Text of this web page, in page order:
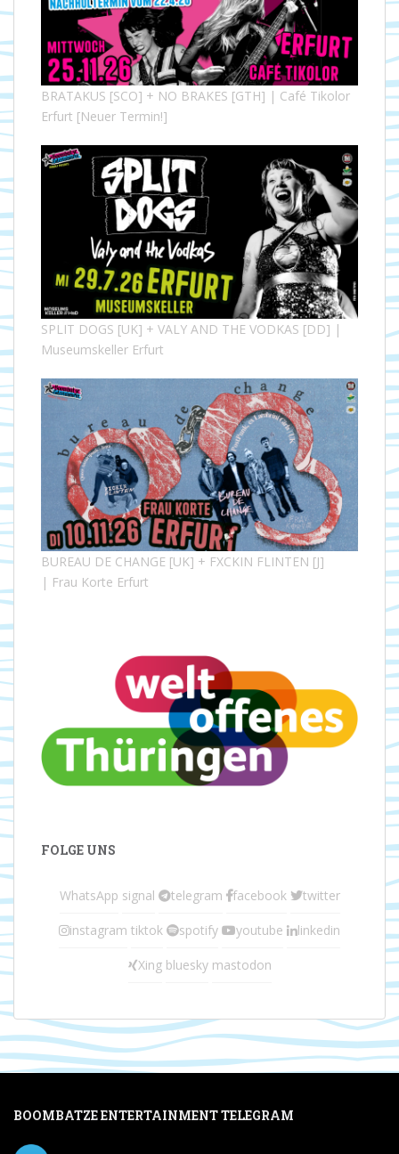
BRATAKUS [SCO] + NO BRAKES [GTH] | Café Tikolor
Erfurt [Neuer Termin!]
SPLIT DOGS [UK] + VALY AND THE VODKAS [DD] |
Museumskeller Erfurt
BUREAU DE CHANGE [UK] + FXCKIN FLINTEN [J]
| Frau Korte Erfurt
FOLGE UNS
WhatsApp signal telegram facebook twitter
instagram tiktok spotify youtube linkedin
Xing bluesky mastodon
BOOMBATZE ENTERTAINMENT TELEGRAM